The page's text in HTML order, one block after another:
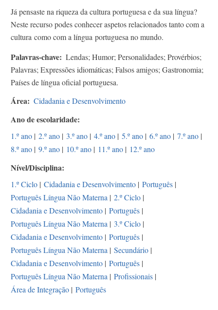
Já pensaste na riqueza da cultura portuguesa e da sua língua?
Neste recurso podes conhecer aspetos relacionados tanto com a
cultura como com a língua portuguesa no mundo.
Palavras-chave
Lendas; Humor; Personalidades; Provérbios;
Palavras; Expressões idiomáticas; Falsos amigos; Gastronomia;
Países de língua oficial portuguesa.
Área Cidadania e Desenvolvimento
Ano de escolaridade
1.º ano | 2.º ano | 3.º ano | 4.º ano | 5.º ano | 6.º ano | 7.º ano |
8.º ano | 9.º ano | 10.º ano | 11.º ano | 12.º ano
Nível/Disciplina
1.º Ciclo | Cidadania e Desenvolvimento | Português |
Português Língua Não Materna | 2.º Ciclo |
Cidadania e Desenvolvimento | Português |
Português Língua Não Materna | 3.º Ciclo |
Cidadania e Desenvolvimento | Português |
Português Língua Não Materna | Secundário |
Cidadania e Desenvolvimento | Português |
Português Língua Não Materna | Profissionais |
Área de Integração | Português